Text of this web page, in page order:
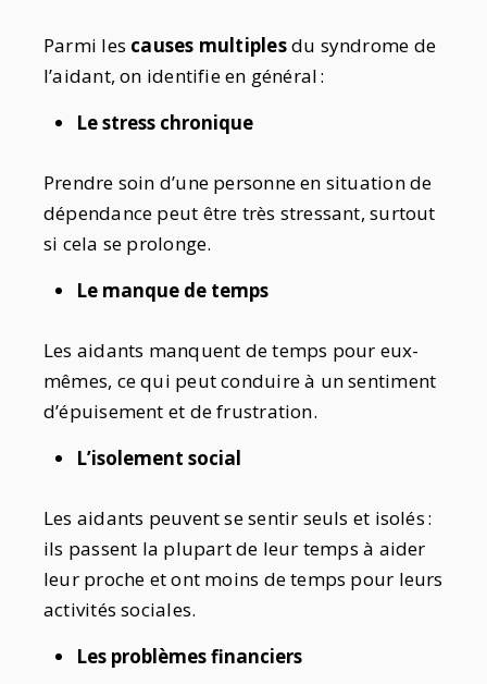
Parmi les causes multiplesdu syndrome de
l’aidant, on identifie en général :
Le stress chronique
Prendre soin d’une personne en situation de
dépendance peut être très stressant, surtout
si cela se prolonge.
Le manque de temps
Les aidants manquent de temps pour eux-
mêmes, ce qui peut conduire à un sentiment
d’épuisement et de frustration.
L’isolement social
Les aidants peuvent se sentir seuls et isolés :
ils passent la plupart de leur temps à aider
leur proche et ont moins de temps pour leurs
activités sociales.
Les problèmes financiers